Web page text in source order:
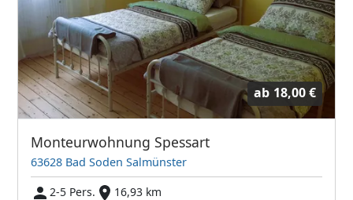
ab 18,00 €
Monteurwohnung Spessart
63628 Bad Soden Salmünster
2-5 Pers.
16,93 km